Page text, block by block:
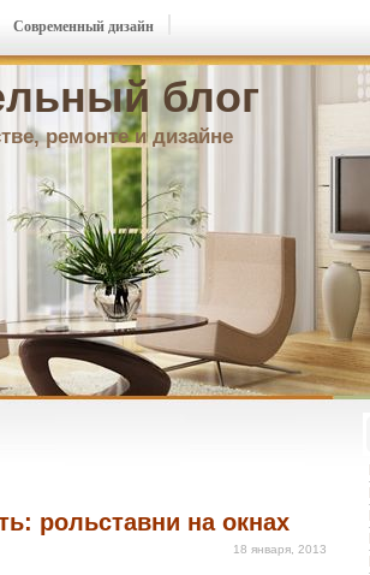
блог
ремонте и дизайне
Современный дизайн
рольставни на окнах
18 января, 2013